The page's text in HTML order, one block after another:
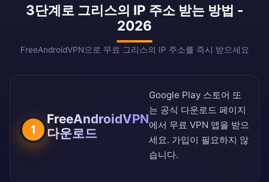
3단계로 그리스의 IP 주소 받는 방법 -
2026
FreeAndroidVPN으로 무료 그리스의 IP 주소를 즉시 받으세요
1
FreeAndroidVPN
다운로드
Google Play 스토어 또
는 공식 다운로드 페이지
에서 무료 VPN 앱을 받으
세요. 가입이 필요하지 않
습니다.